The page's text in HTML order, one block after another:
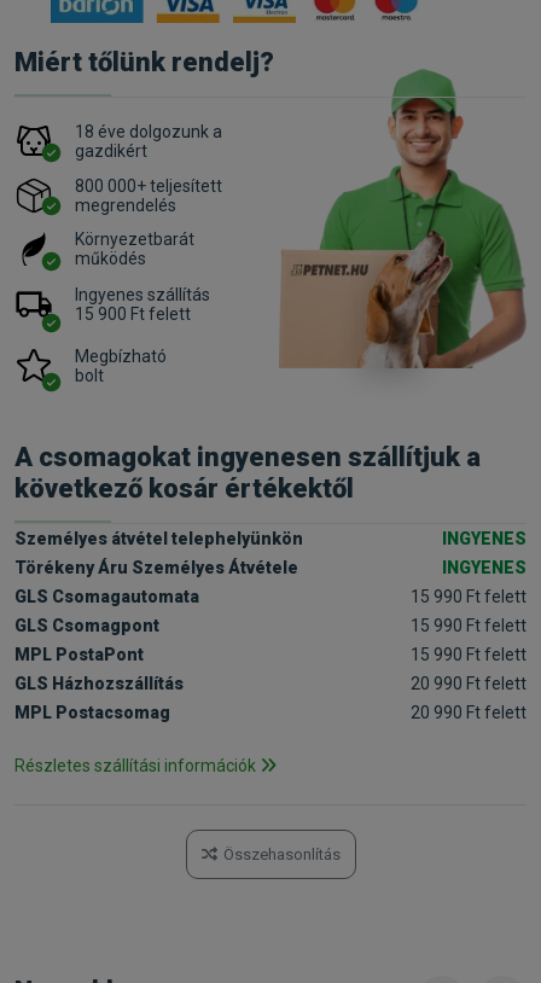
Miért tőlünk rendelj?
18 éve dolgozunk a
gazdikért
800 000+ teljesített
megrendelés
Környezetbarát
működés
Ingyenes szállítás
15 900 Ft felett
Megbízható
bolt
A csomagokat ingyenesen szállítjuk a
következő kosár értékektől
Személyes átvétel telephelyünkön
INGYENES
Törékeny Áru Személyes Átvétele
INGYENES
GLS Csomagautomata
15 990 Ft felett
GLS Csomagpont
15 990 Ft felett
MPL PostaPont
15 990 Ft felett
GLS Házhozszállítás
20 990 Ft felett
MPL Postacsomag
20 990 Ft felett
Részletes szállítási információk
Összehasonlítás